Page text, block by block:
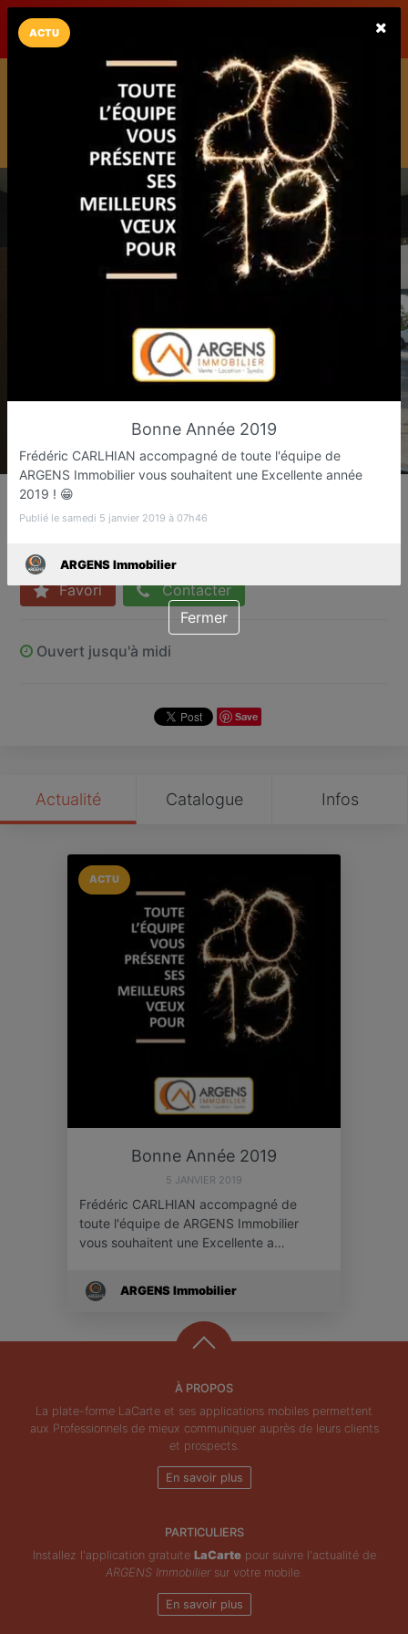
LaCarte Play Store
Installez l'App LaCarte
Téléchargez gratuitement l'app LaCarte pour suivre vos
commerces favoris et ne rien rater !
Télécharger Plus tard
Syndic de copropriété
Favori Contacter
Ouvert jusqu'à midi
Save
Actualité Catalogue Infos
ACTU
Bonne Année 2019
5 JANVIER 2019
Frédéric CARLHIAN accompagné de
toute l'équipe de ARGENS Immobilier
vous souhaitent une Excellente a…
ARGENS Immobilier
À PROPOS
La plate-forme LaCarte et ses applications mobiles permettent
aux Professionnels de mieux communiquer auprès de leurs clients
et prospects.
En savoir plus
PARTICULIERS
Installez l'application gratuite LaCartepour suivre l'actualité de
ARGENS Immobiliersur votre mobile.
En savoir plus
ACTU
Bonne Année 2019
Frédéric CARLHIAN accompagné de toute l'équipe de
ARGENS Immobilier vous souhaitent une Excellente année
2019 ! 😁
Publié le samedi 5 janvier 2019 à 07h46
ARGENS Immobilier
Fermer